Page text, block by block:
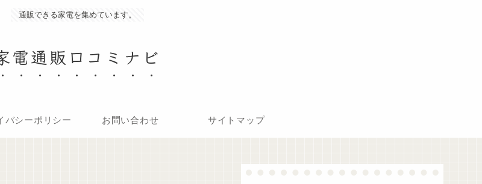
通販できる家電を集めています。
電通販口コミナビ
バシーポリシー お問い合わせ サイトマップ